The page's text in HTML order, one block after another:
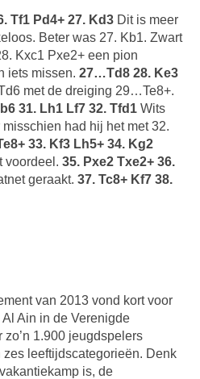
Tf1 Pd4+ 27. Kd3 Dit is meer
Beter was 27. Kb1. Zwart
Kxc1 Pxe2+ een pion
iets missen. 27…Td8 28. Ke3
met de dreiging 29…Te8+.
31. Lh1 Lf7 32. Tfd1 Wits
had hij het met 32.
33. Kf3 Lh5+ 34. Kg2
voordeel. 35. Pxe2 Txe2+ 36.
geraakt. 37. Tc8+ Kf7 38.
van 2013 vond kort voor
Ain in de Verenigde
1.900 jeugdspelers
leeftijdscategorieën. Denk
is, de